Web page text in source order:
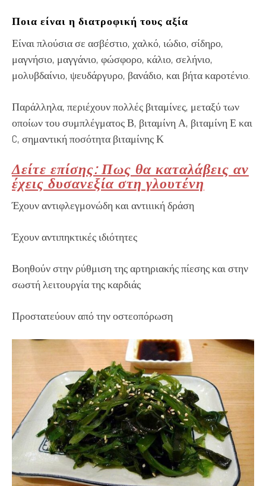
Ποια είναι η διατροφική τους αξία
Είναι πλούσια σε ασβέστιο, χαλκό, ιώδιο, σίδηρο,
μαγνήσιο, μαγγάνιο, φώσφορο, κάλιο, σελήνιο,
μολυβδαίνιο, ψευδάργυρο, βανάδιο, και βήτα καροτένιο.
Παράλληλα, περιέχουν πολλές βιταμίνες, μεταξύ των
οποίων του συμπλέγματος Β, βιταμίνη Α, βιταμίνη Ε και
C, σημαντική ποσότητα βιταμίνης Κ
Δείτε επίσης: Πως θα καταλάβεις αν
έχεις δυσανεξία στη γλουτένη
Έχουν αντιφλεγμονώδη και αντιιική δράση
Έχουν αντιπηκτικές ιδιότητες
Βοηθούν στην ρύθμιση της αρτηριακής πίεσης και στην
σωστή λειτουργία της καρδιάς
Προστατεύουν από την οστεοπόρωση